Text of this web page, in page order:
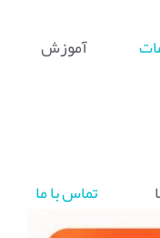
آموزش
ما تماس با ما